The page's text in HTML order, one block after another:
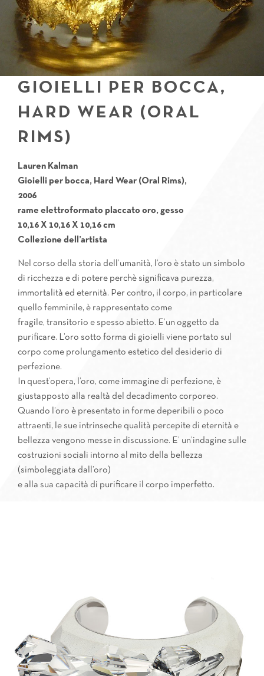
GIOIELLI PER BOCCA,
HARD WEAR (ORAL
RIMS)
Lauren Kalman
Gioielli per bocca, Hard Wear (Oral Rims),
2006
rame elettroformato placcato oro, gesso
10,16 X 10,16 X 10,16 cm
Collezione dell’artista
Nel corso della storia dell’umanità, l’oro è stato un simbolo
di ricchezza e di potere perchè significava purezza,
immortalità ed eternità. Per contro, il corpo, in particolare
quello femminile, è rappresentato come
fragile, transitorio e spesso abietto. E’un oggetto da
purificare. L’oro sotto forma di gioielli viene portato sul
corpo come prolungamento estetico del desiderio di
perfezione.
In quest’opera, l’oro, come immagine di perfezione, è
giustapposto alla realtà del decadimento corporeo.
Quando l’oro è presentato in forme deperibili o poco
attraenti, le sue intrinseche qualità percepite di eternità e
bellezza vengono messe in discussione. E’ un’indagine sulle
costruzioni sociali intorno al mito della bellezza
(simboleggiata dall’oro)
e alla sua capacità di purificare il corpo imperfetto.